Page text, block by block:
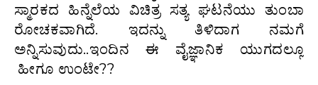
ಸ್ಮಾರಕದ ಹಿನ್ನೆಲೆಯ ವಿಚಿತ್ರ ಸತ್ಯ ಘಟನೆಯು ತುಂಬಾ
ರೋಚಕವಾಗಿದೆ. ಇದನ್ನು ತಿಳಿದಾಗ ನಮಗೆ
ಅನ್ನಿಸುವುದು..ಇಂದಿನ ಈ ವೈಜ್ಞಾನಿಕ ಯುಗದಲ್ಲೂ
ಹೀಗೂ ಉಂಟೇ??